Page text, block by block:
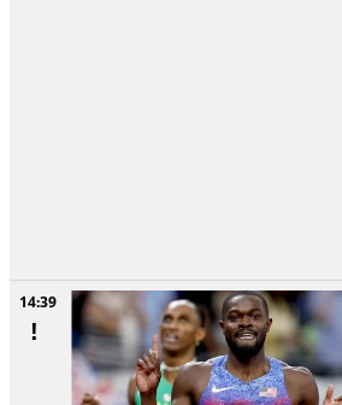
14:39